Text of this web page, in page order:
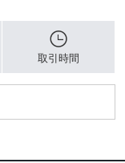
取引時間